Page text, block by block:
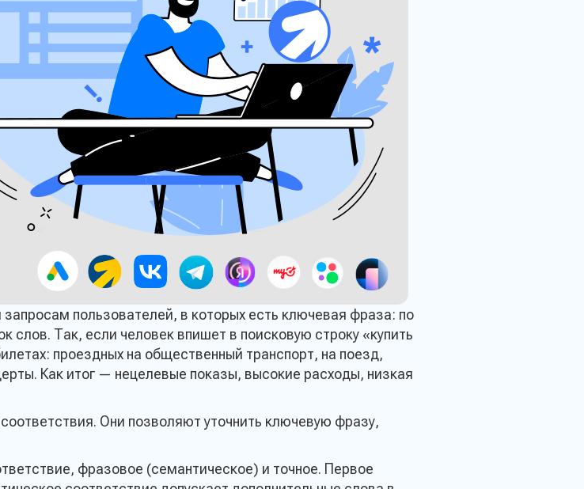
пользователей, в которых есть ключевая фраза: по
Так, если человек впишет в поисковую строку «купить
проездных на общественный транспорт, на поезд,
Как итог — нецелевые показы, высокие расходы, низкая
Они позволяют уточнить ключевую фразу,
фразовое (семантическое) и точное. Первое